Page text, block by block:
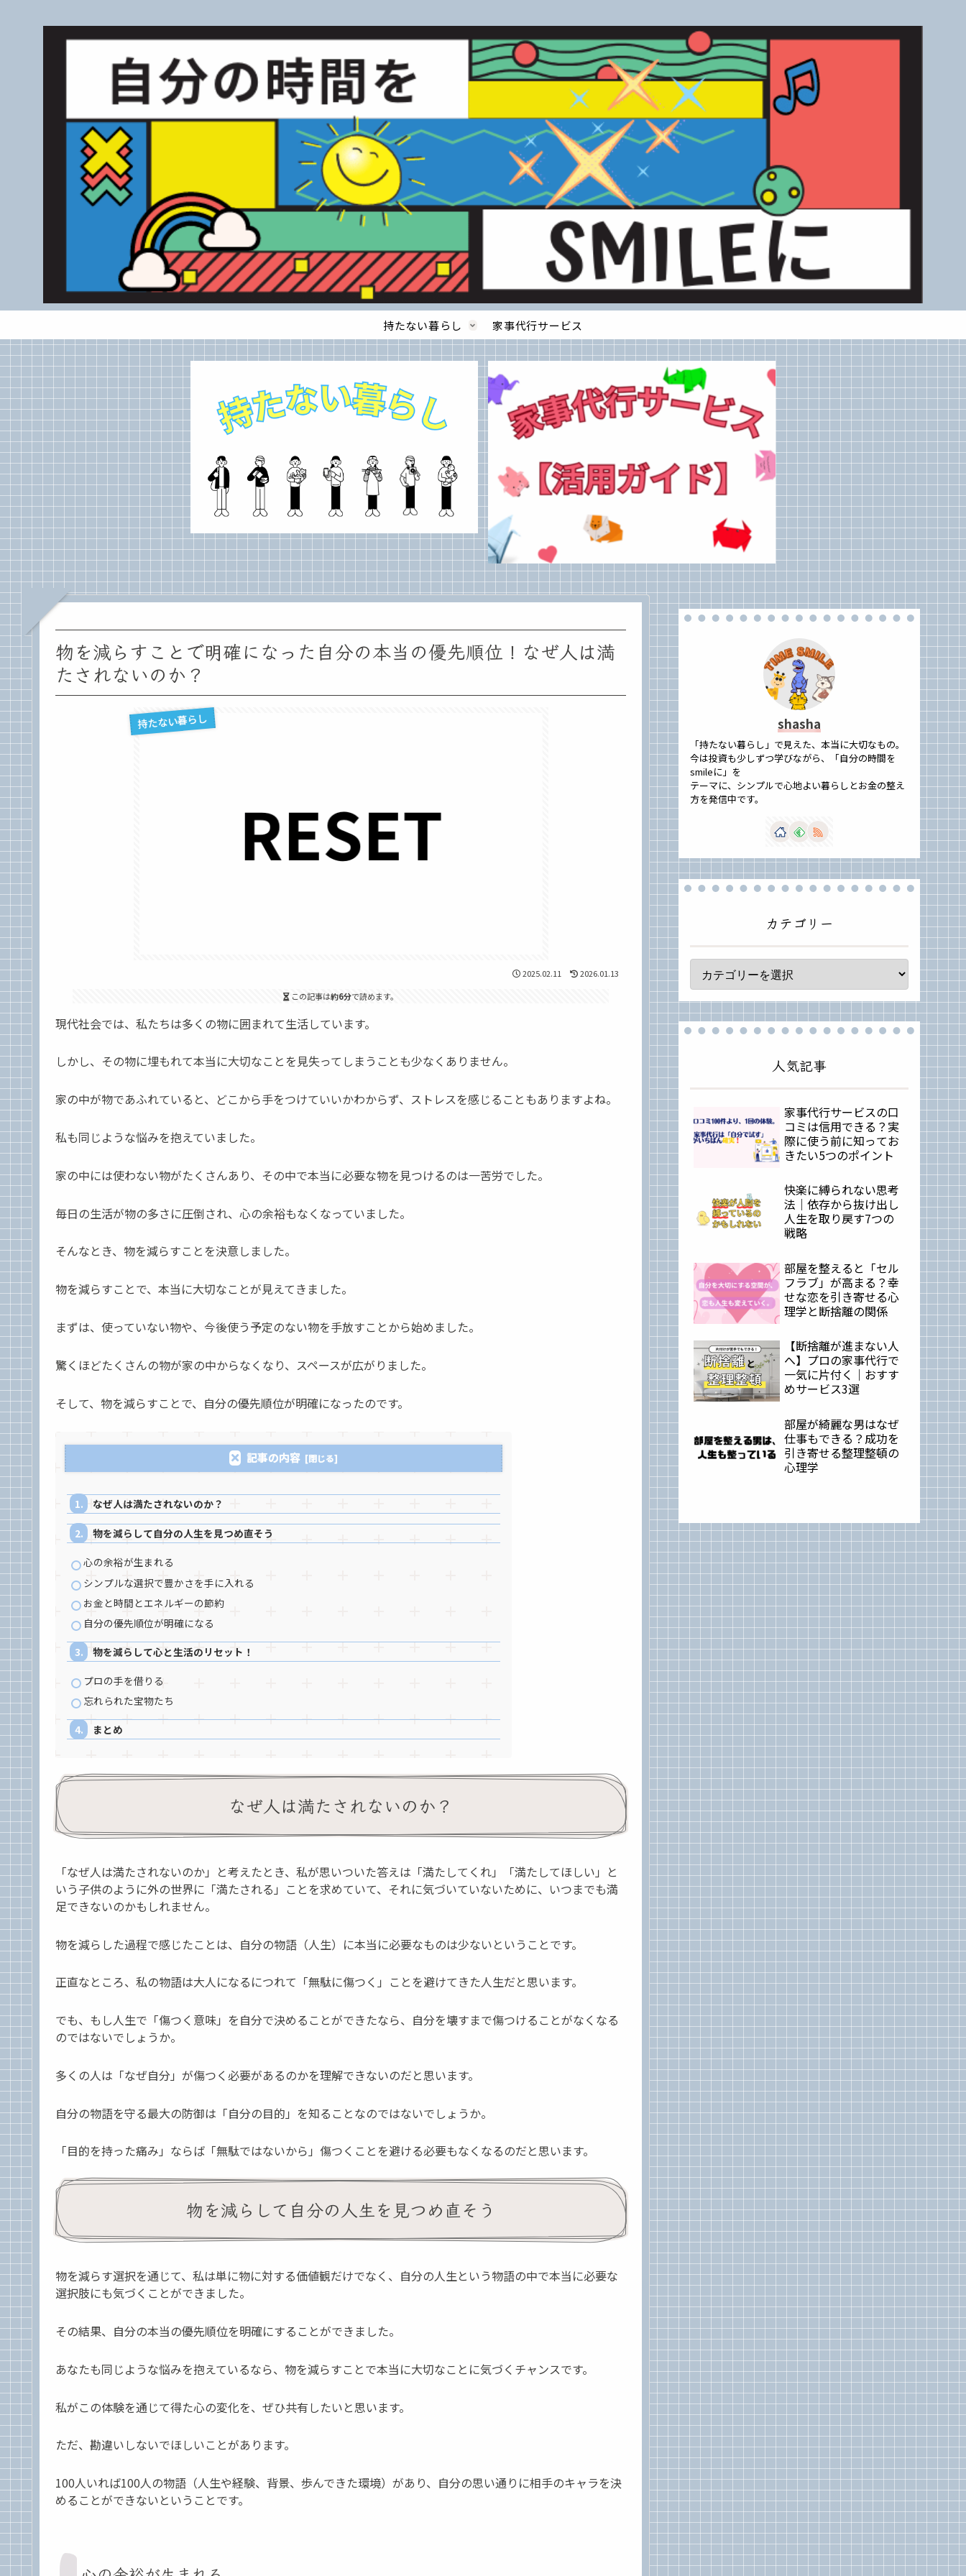
持たない暮らし 家事代行サービス
物を減らすことで明確になった自分の本当の優先順位！なぜ人は満
たされないのか？
持たない暮らし
2025.02.11
2026.01.13
この記事は約6分で読めます。
現代社会では、私たちは多くの物に囲まれて生活しています。
しかし、その物に埋もれて本当に大切なことを見失ってしまうことも少なくありません。
家の中が物であふれていると、どこから手をつけていいかわからず、ストレスを感じることもありますよね。
私も同じような悩みを抱えていました。
家の中には使わない物がたくさんあり、その中で本当に必要な物を見つけるのは一苦労でした。
毎日の生活が物の多さに圧倒され、心の余裕もなくなっていました。
そんなとき、物を減らすことを決意しました。
物を減らすことで、本当に大切なことが見えてきました。
まずは、使っていない物や、今後使う予定のない物を手放すことから始めました。
驚くほどたくさんの物が家の中からなくなり、スペースが広がりました。
そして、物を減らすことで、自分の優先順位が明確になったのです。
記事の内容
なぜ人は満たされないのか？
物を減らして自分の人生を見つめ直そう
心の余裕が生まれる
シンプルな選択で豊かさを手に入れる
お金と時間とエネルギーの節約
自分の優先順位が明確になる
物を減らして心と生活のリセット！
プロの手を借りる
忘れられた宝物たち
まとめ
なぜ人は満たされないのか？
「なぜ人は満たされないのか」と考えたとき、私が思いついた答えは「満たしてくれ」「満たしてほしい」と
いう子供のように外の世界に「満たされる」ことを求めていて、それに気づいていないために、いつまでも満
足できないのかもしれません。
物を減らした過程で感じたことは、自分の物語（人生）に本当に必要なものは少ないということです。
正直なところ、私の物語は大人になるにつれて「無駄に傷つく」ことを避けてきた人生だと思います。
でも、もし人生で「傷つく意味」を自分で決めることができたなら、自分を壊すまで傷つけることがなくなる
のではないでしょうか。
多くの人は「なぜ自分」が傷つく必要があるのかを理解できないのだと思います。
自分の物語を守る最大の防御は「自分の目的」を知ることなのではないでしょうか。
「目的を持った痛み」ならば「無駄ではないから」傷つくことを避ける必要もなくなるのだと思います。
物を減らして自分の人生を見つめ直そう
物を減らす選択を通じて、私は単に物に対する価値観だけでなく、自分の人生という物語の中で本当に必要な
選択肢にも気づくことができました。
その結果、自分の本当の優先順位を明確にすることができました。
あなたも同じような悩みを抱えているなら、物を減らすことで本当に大切なことに気づくチャンスです。
私がこの体験を通じて得た心の変化を、ぜひ共有したいと思います。
ただ、勘違いしないでほしいことがあります。
100人いれば100人の物語（人生や経験、背景、歩んできた環境）があり、自分の思い通りに相手のキャラを決
めることができないということです。
shasha
「持たない暮らし」で見えた、本当に大切なもの。
今は投資も少しずつ学びながら、「自分の時間を
smileに」を
テーマに、シンプルで心地よい暮らしとお金の整え
方を発信中です。
カテゴリー
人気記事
家事代行サービスの口
コミは信用できる？実
際に使う前に知ってお
きたい5つのポイント
快楽に縛られない思考
法｜依存から抜け出し
人生を取り戻す7つの
戦略
部屋を整えると「セル
フラブ」が高まる？幸
せな恋を引き寄せる心
理学と断捨離の関係
【断捨離が進まない人
へ】プロの家事代行で
一気に片付く｜おすす
めサービス3選
部屋が綺麗な男はなぜ
仕事もできる？成功を
引き寄せる整理整頓の
心理学